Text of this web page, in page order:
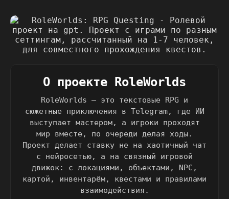
О проекте RoleWorlds
RoleWorlds — это текстовые RPG и
сюжетные приключения в Telegram, где ИИ
выступает мастером, а игроки проходят
мир вместе, по очереди делая ходы.
Проект делает ставку не на хаотичный чат
с нейросетью, а на связный игровой
движок: с локациями, объектами, NPC,
картой, инвентарём, квестами и правилами
взаимодействия.